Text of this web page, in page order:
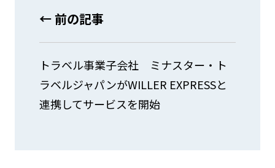
← 前の記事
トラベル事業子会社 ミナスター・ト
ラベルジャパンがWILLER EXPRESSと
連携してサービスを開始